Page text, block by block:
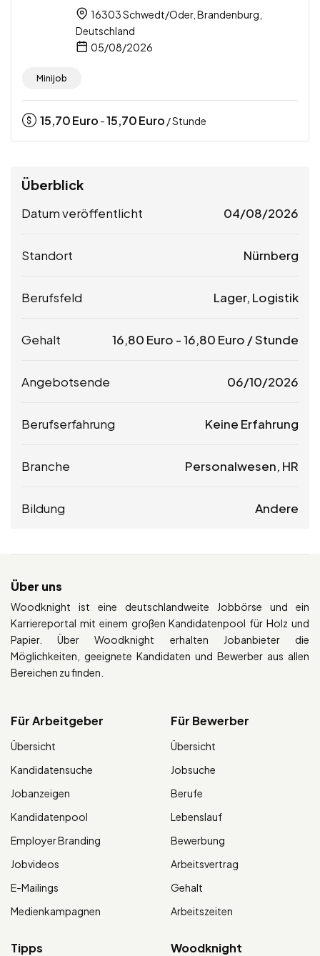
16303 Schwedt/Oder, Brandenburg,
Deutschland
05/08/2026
Minijob
15,70Euro -15,70Euro / Stunde
Überblick
Datum veröffentlicht 04/08/2026
Standort Nürnberg
Berufsfeld Lager, Logistik
Gehalt 16,80 Euro -16,80 Euro / Stunde
Angebotsende 06/10/2026
Berufserfahrung Keine Erfahrung
Branche Personalwesen, HR
Bildung Andere
Über uns
Woodknight ist eine deutschlandweite Jobbörse und ein
Karriereportal mit einem großen Kandidatenpool für Holz und
Papier. Über Woodknight erhalten Jobanbieter die
Möglichkeiten, geeignete Kandidaten und Bewerber aus allen
Bereichen zu finden.
Für Arbeitgeber
Übersicht
Kandidatensuche
Jobanzeigen
Kandidatenpool
Employer Branding
Jobvideos
E-Mailings
Medienkampagnen
Für Bewerber
Übersicht
Jobsuche
Berufe
Lebenslauf
Bewerbung
Arbeitsvertrag
Gehalt
Arbeitszeiten
Tipps Woodknight